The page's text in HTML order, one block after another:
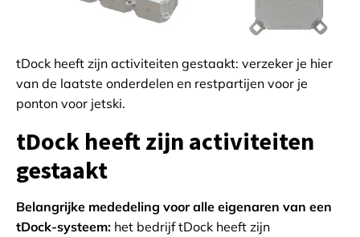
tDock heeft zijn activiteiten gestaakt: verzeker je hier
van de laatste onderdelen en restpartijen voor je
ponton voor jetski.
tDock heeft zijn activiteiten
gestaakt
Belangrijke mededeling voor alle eigenaren van een
tDock-systeem: het bedrijf tDock heeft zijn